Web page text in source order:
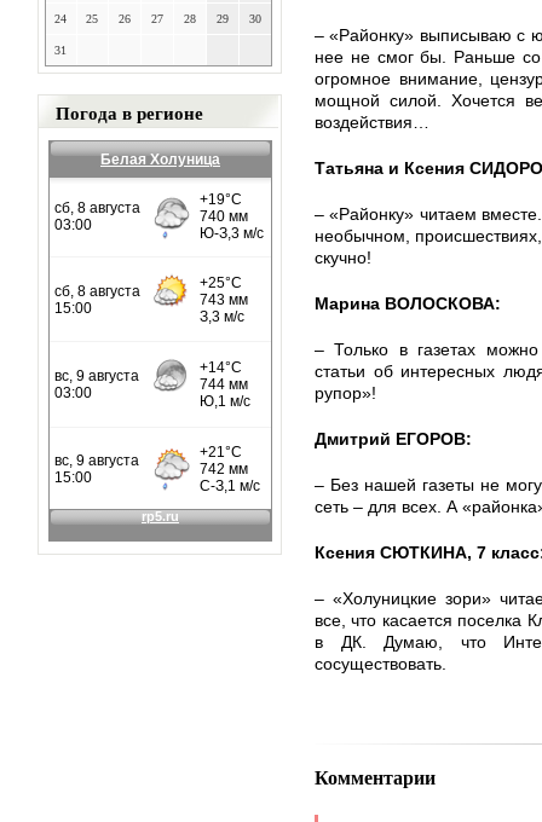
24 25 26 27 28 29 30
31
Погода в регионе
Белая Холуница
– «Районку» выписываю с
нее не смог бы. Раньше со
огромное внимание,
мощной силой. Хочется
воздействия…
Татьяна и Ксения
– «Районку» читаем
необычном,
скучно!
Марина ВОЛОСКОВА:
– Только в газетах
статьи об интересных
рупор»!
Дмитрий ЕГОРОВ:
– Без нашей газеты не
сеть – для всех. А
Ксения СЮТКИНА, 7
– «Холуницкие зори»
все, что касается поселка
в ДК. Думаю, что
сосуществовать.
Комментарии